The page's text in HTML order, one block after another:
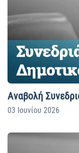
Αναβολή
03 Ιουνίου 2026